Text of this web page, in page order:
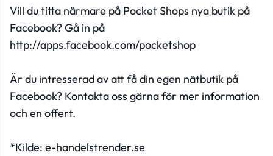
Vill du titta närmare på Pocket Shops nya butik på
Facebook? Gå in på
http://apps.facebook.com/pocketshop
Är du intresserad av att få din egen nätbutik på
Facebook? Kontakta oss gärna för mer information
och en offert.
*Kilde: e-handelstrender.se